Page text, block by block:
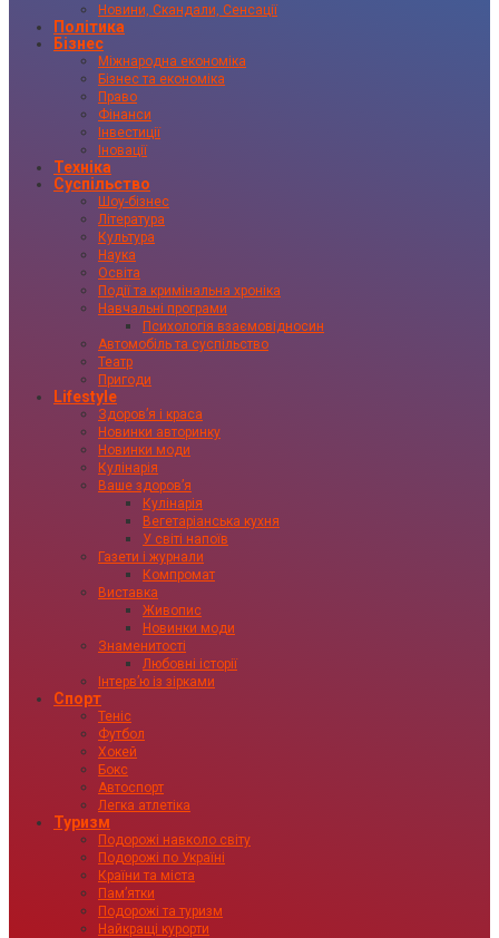
Новини, Скандали, Сенсації
Політика
Бізнес
Міжнародна економіка
Бізнес та економіка
Право
Фінанси
Інвестиції
Іновації
Техніка
Суспільство
Шоу-бізнес
Література
Культура
Наука
Освіта
Події та кримінальна хроніка
Навчальні програми
Психологія взаємовідносин
Автомобіль та суспільство
Театр
Пригоди
Lifestyle
Здоровʼя і краса
Новинки авторинку
Новинки моди
Кулінарія
Ваше здоровʼя
Кулінарія
Вегетаріанська кухня
У світі напоїв
Газети і журнали
Компромат
Виставка
Живопис
Новинки моди
Знаменитості
Любовні історії
Інтервʼю із зірками
Спорт
Теніс
Футбол
Хокей
Бокс
Автоспорт
Легка атлетіка
Туризм
Подорожі навколо світу
Подорожі по Україні
Країни та міста
Пам’ятки
Подорожі та туризм
Найкращі курорти